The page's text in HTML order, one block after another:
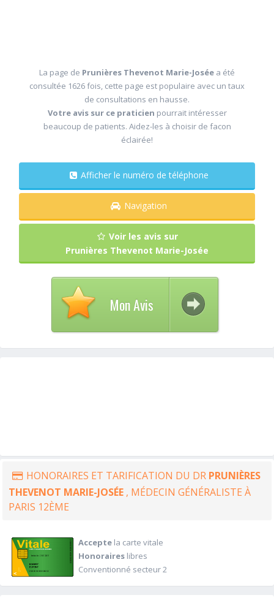
La page de Prunières Thevenot Marie-Josée a été
consultée 1626 fois, cette page est populaire avec un taux
de consultations en hausse.
Votre avis sur ce praticien pourrait intéresser
beaucoup de patients. Aidez-les à choisir de facon
éclairée!
Afficher le numéro de téléphone
Navigation
Voir les avis sur
Prunières Thevenot Marie-Josée
Mon Avis
HONORAIRES ET TARIFICATION DU DR PRUNIÈRES
THEVENOT MARIE-JOSÉE , MÉDECIN GÉNÉRALISTE À
PARIS 12ÈME
Acceptela carte vitale
Honoraireslibres
Conventionné secteur 2